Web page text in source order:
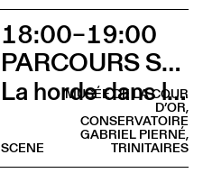
18:00–19:00
PARCOURS SUR LA COLLINE SAINTE-CROIX
La horde dans les pavés
MUSÉE DE LA COUR
D’OR,
CONSERVATOIRE
GABRIEL PIERNÉ,
TRINITAIRES
SCENE